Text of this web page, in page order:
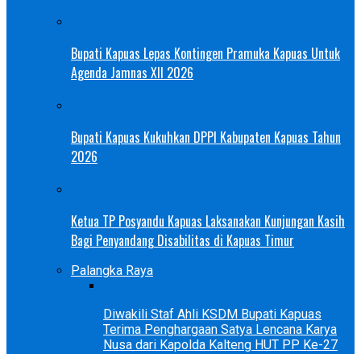
Bupati Kapuas Lepas Kontingen Pramuka Kapuas Untuk
Agenda Jamnas XII 2026
Bupati Kapuas Kukuhkan DPPI Kabupaten Kapuas Tahun
2026
Ketua TP Posyandu Kapuas Laksanakan Kunjungan Kasih
Bagi Penyandang Disabilitas di Kapuas Timur
Palangka Raya
Diwakili Staf Ahli KSDM Bupati Kapuas
Terima Penghargaan Satya Lencana Karya
Nusa dari Kapolda Kalteng HUT PP Ke-27